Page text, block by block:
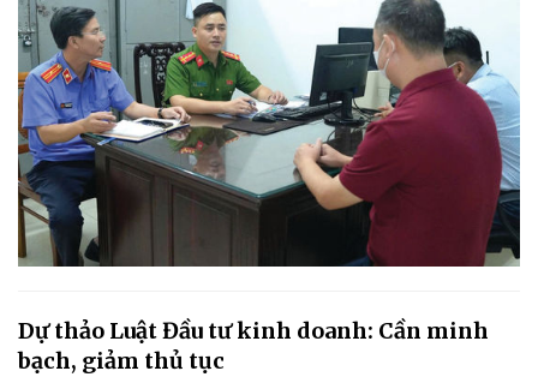
Dự thảo Luật Đầu tư kinh doanh: Cần minh
bạch, giảm thủ tục